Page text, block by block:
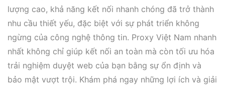
lượng cao, khả năng kết nối nhanh chóng đã trở thành
nhu cầu thiết yếu, đặc biệt với sự phát triển không
ngừng của công nghệ thông tin. Proxy Việt Nam nhanh
nhất không chỉ giúp kết nối an toàn mà còn tối ưu hóa
trải nghiệm duyệt web của bạn bằng sự ổn định và
bảo mật vượt trội. Khám phá ngay những lợi ích và giải